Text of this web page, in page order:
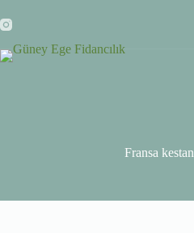
to
content
Fransa kestan